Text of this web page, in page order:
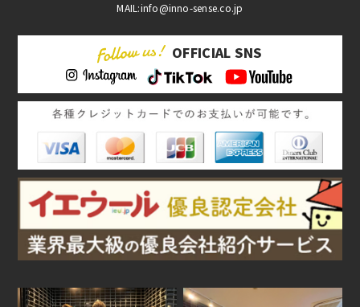
MAIL:info@inno-sense.co.jp
OFFICIAL SNS